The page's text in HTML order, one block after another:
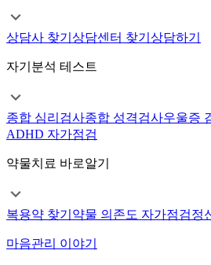
상담사 찾기 상담센터 찾기 상담하기
자기분석 테스트
종합 심리검사종합 성격검사우울증
ADHD 자가점검
약물치료 바로알기
복용약 찾기 약물 의존도 자가점검정
마음관리 이야기